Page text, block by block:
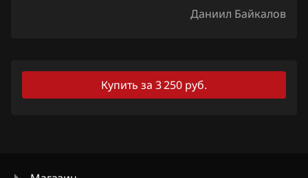
King Long
Даниил Байкалов
Купить за 3 250 руб.